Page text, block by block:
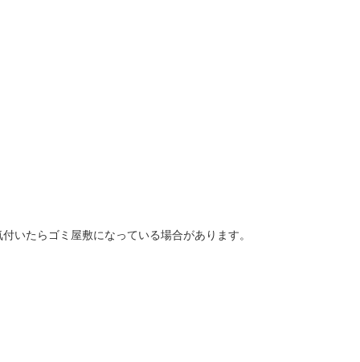
いたらゴミ屋敷になっている場合があります。